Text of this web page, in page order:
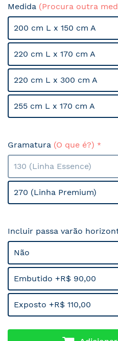
Medida (Procura outra
200 cm L x 150 cm A
220 cm L x 170 cm A
220 cm L x 300 cm A
255 cm L x 170 cm A
Gramatura (O que é?)
130 (Linha Essence)
270 (Linha Premium)
Incluir passa varão
Não
Embutido +R$ 90,00
Exposto +R$ 110,00